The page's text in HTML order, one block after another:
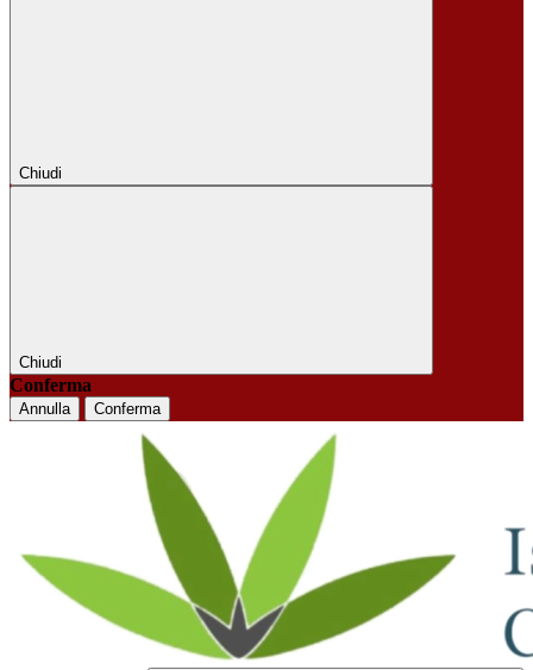
Chiudi
Chiudi
Conferma
Annulla Conferma